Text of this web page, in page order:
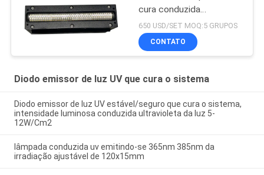
cura conduzida
ultravioleta para a
impressora uv do leito
650 USD/SET MOQ:5 GRUPOS
CONTATO
Diodo emissor de luz UV que cura o sistema
Diodo emissor de luz UV estável/seguro que cura o sistema,
intensidade luminosa conduzida ultravioleta da luz 5-
12W/Cm2
lâmpada conduzida uv emitindo-se 365nm 385nm da
irradiação ajustável de 120x15mm